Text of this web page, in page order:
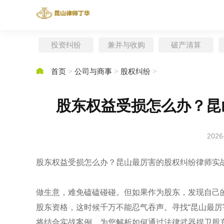
投资纠纷 兼并与收购 破产清算
 首页 > 公司与商事 > 股权纠纷 >
股东权益受损怎么办？
股东权益受损怎么办？昆山最厉害的股权纠纷律师实
做生意，难免磕磕碰碰。但如果作为股东，发现自
股东资格，这时候千万不能忍气吞声。寻找“昆山最
将结合实战案例，为您解析如何通过法律武器捍卫股